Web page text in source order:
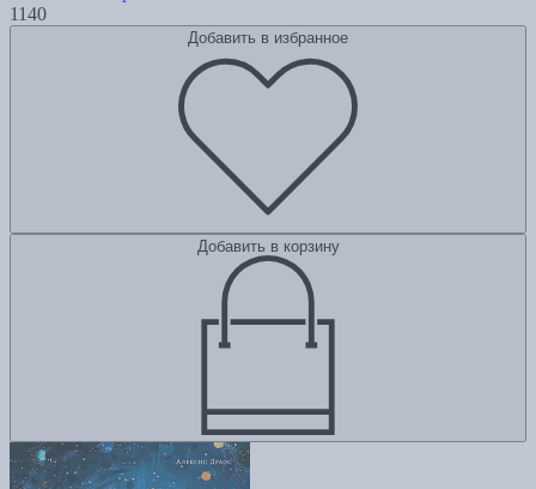
1140
Добавить в избранное
Добавить в корзину